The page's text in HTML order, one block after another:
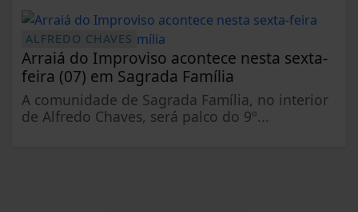
ALFREDO CHAVES
Arraiá do Improviso acontece nesta sexta-
feira (07) em Sagrada Família
A comunidade de Sagrada Família, no interior
de Alfredo Chaves, será palco do 9º...